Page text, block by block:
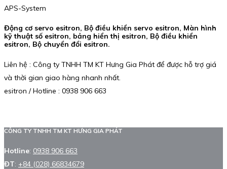
APS-System
Động cơ servo esitron, Bộ điều khiển servo esitron, Màn hình
kỹ thuật số esitron, bảng hiển thị esitron, Bộ điều khiển
esitron, Bộ chuyển đổi esitron.
Liên hệ : Công ty TNHH TM KT Hưng Gia Phát để được hỗ trợ giá
và thời gian giao hàng nhanh nhất.
esitron / Hotline : 0938 906 663
CÔNG TY TNHH TM KT HƯNG GIA PHÁT
Hotline: 0938 906 663
ĐT: +84 (028) 66834679